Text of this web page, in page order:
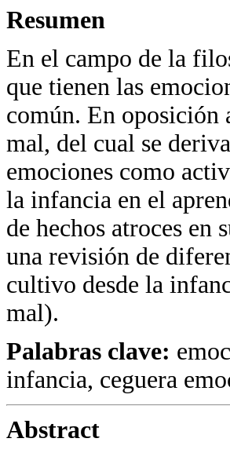
Resumen
En el campo de la
que tienen las
común. En oposición
mal, del cual se
emociones como
la infancia en el
de hechos atroces en
una revisión de
cultivo desde la
mal).
Palabras clave:
infancia, ceguera
Abstract